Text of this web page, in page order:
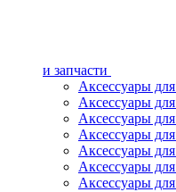
и запчасти
Аксессуары
Аксессуары
Аксессуары
Аксессуары
Аксессуары
Аксессуары
Аксессуары для